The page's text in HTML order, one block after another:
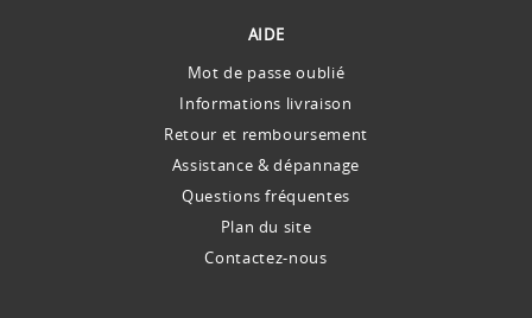
AIDE
Mot de passe oublié
Informations livraison
Retour et remboursement
Assistance & dépannage
Questions fréquentes
Plan du site
Contactez-nous